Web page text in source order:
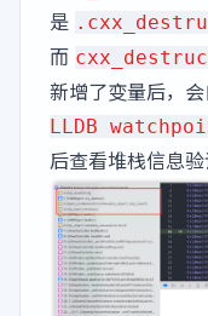
是
而
新增了变量后，
LLDB
后查看堆栈信息验